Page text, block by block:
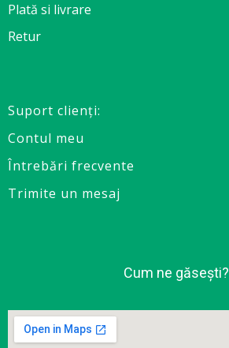
Plată si livrare
Retur
Suport clienţi:
Contul meu
Întrebări frecvente
Trimite un mesaj
Cum ne găsești?